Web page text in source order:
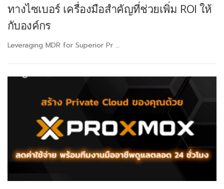
ทางไซเบอร์ เครื่องมือสำคัญที่ช่วยเพิ่ม ROI ให้
กับองค์กร
Leveraging MDR for Superior Pr …